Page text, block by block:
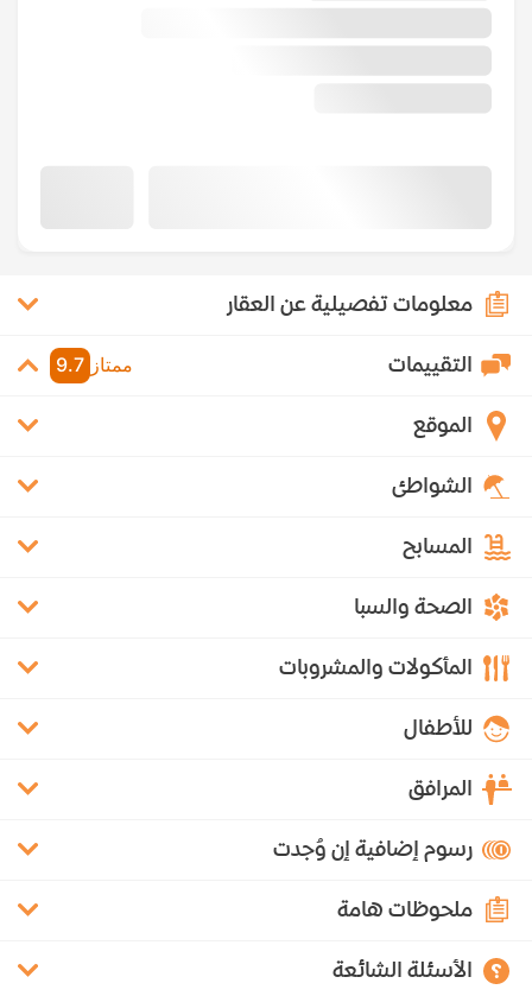
معلومات تفصيلية عن العقار
التقييمات ممتاز 9.7
الموقع
الشواطئ
المسابح
الصحة والسبا
المأكولات والمشروبات
للأطفال
المرافق
رسوم إضافية إن وُجدت
ملحوظات هامة
الأسئلة الشائعة